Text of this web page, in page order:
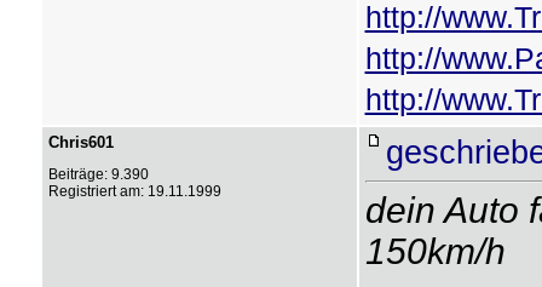
http://
http://
http://
Chris601
Beiträge: 9.390
Registriert am: 19.11.1999
dein Auto
150km/h